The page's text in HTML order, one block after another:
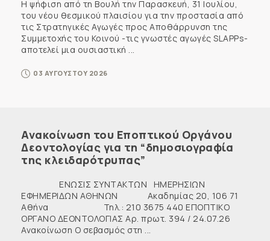
Η ψήφιση από τη Βουλή την Παρασκευή, 31 Ιουλίου,
του νέου θεσμικού πλαισίου για την προστασία από
τις Στρατηγικές Αγωγές προς Αποθάρρυνση της
Συμμετοχής του Κοινού -τις γνωστές αγωγές SLAPPs-
αποτελεί μια ουσιαστική ...
03 ΑΥΓΟΥΣΤΟΥ 2026
Ανακοίνωση του Εποπτικού Οργάνου
Δεοντολογίας για τη “δημοσιογραφία
της κλειδαρότρυπας”
ΕΝΩΣΙΣ ΣΥΝΤΑΚΤΩΝ ΗΜΕΡΗΣΙΩΝ
ΕΦΗΜΕΡΙΔΩΝ ΑΘΗΝΩΝ Ακαδημίας 20, 106 71
Αθήνα Τηλ.: 210 3675 440 ΕΠΟΠΤΙΚΟ
ΟΡΓΑΝΟ ΔΕΟΝΤΟΛΟΓΙΑΣ Αρ. πρωτ. 394 / 24.07.26
Ανακοίνωση Ο σεβασμός στη ...